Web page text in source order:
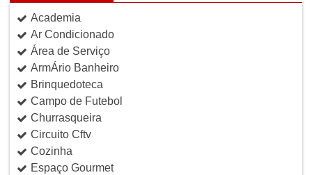
Academia
Ar Condicionado
Área de Serviço
ArmÁrio Banheiro
Brinquedoteca
Campo de Futebol
Churrasqueira
Circuito Cftv
Cozinha
Espaço Gourmet